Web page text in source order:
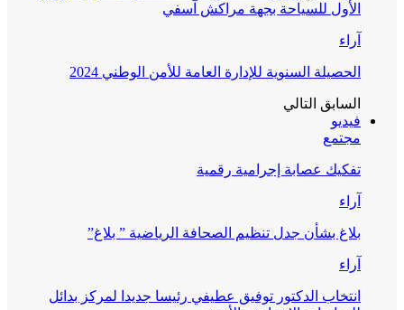
الأول للسياحة بجهة مراكش آسفي
آراء
الحصيلة السنوية للإدارة العامة للأمن الوطني 2024
السابق التالي
فيديو
مجتمع
تفكيك عصابة إجرامية رقمية
آراء
بلاغ بشأن جدل تنظيم الصحافة الرياضية ” بلاغ”
آراء
انتخاب الدكتور توفيق عطيفي رئيسا جديدا لمركز بدائل